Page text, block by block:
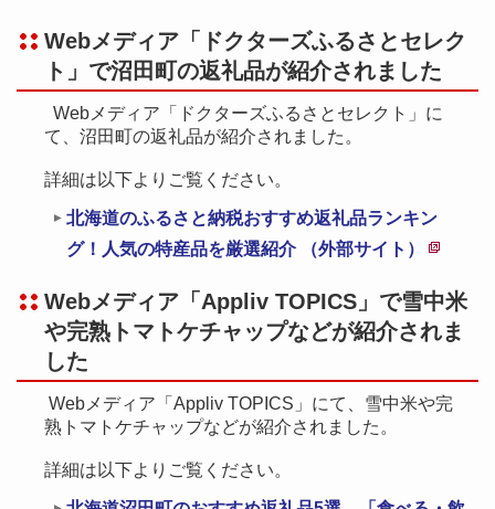
規
ペ
ー
ジ
き
ま
す
Webメディア「ドクターズふるさとセレク
ト」で沼田町の返礼品が紹介されました
Webメディア「ドクターズふるさとセレクト」に
て、沼田町の返礼品が紹介されました。
詳細は以下よりご覧ください。
北海道のふるさと納税おすすめ返礼品ランキン
グ！人気の特産品を厳選紹介 （外部サイト）
規
ペ
ジ
Webメディア「Appliv TOPICS」で雪中米
や完熟トマトケチャップなどが紹介されま
した
Webメディア「Appliv TOPICS」にて、雪中米や完
熟トマトケチャップなどが紹介されました。
詳細は以下よりご覧ください。